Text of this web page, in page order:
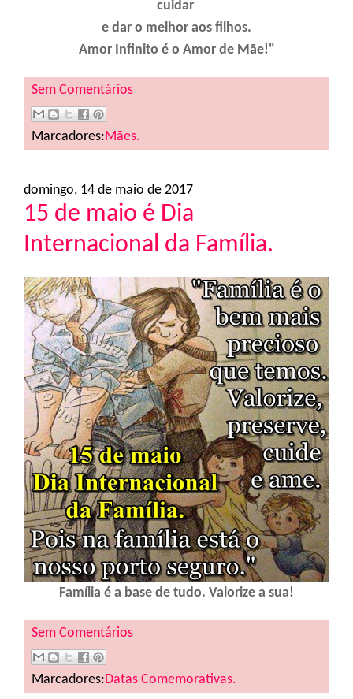
cuidar
e dar o melhor aos filhos.
Amor Infinito é o Amor de Mãe!"
Sem Comentários
Marcadores:Mães.
domingo, 14 de maio de 2017
15 de maio é Dia
Internacional da Família.
Família é a base de tudo. Valorize a sua!
Sem Comentários
Marcadores:Datas Comemorativas.